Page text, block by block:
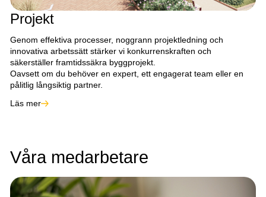
Projekt
Genom effektiva processer, noggrann projektledning och
innovativa arbetssätt stärker vi konkurrenskraften och
säkerställer framtidssäkra byggprojekt.
Oavsett om du behöver en expert, ett engagerat team eller en
pålitlig långsiktig partner.
Läs mer
Våra medarbetare